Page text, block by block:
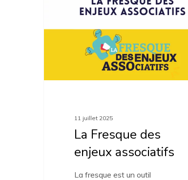
associatifs
11 juillet 2025
La Fresque des
enjeux associatifs
La fresque est un outil